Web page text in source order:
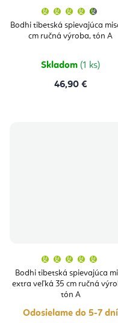
Bodhi tibetská spievajúca
cm ručná výroba, tón A
je
4,9
Skladom (1 ks)
46,90 €
Bodhi tibetská spievajúca
extra veľká 35 cm ručná
tón A
je
5,0
Odosielame do 5-7 dní